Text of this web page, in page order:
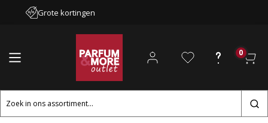
Grote kortingen
0
Zoeken
naar: